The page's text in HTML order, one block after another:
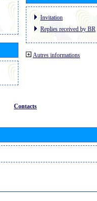
Invitation
Replies received by BR
Autres informations
Contacts